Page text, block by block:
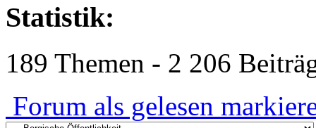
Statistik:
189 Themen - 2 206
Forum als gelesen